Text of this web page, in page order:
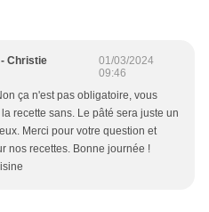
Christie
01/03/2024
09:46
ça n'est pas obligatoire, vous
recette sans. Le pâté sera juste un
Merci pour votre question et
nos recettes. Bonne journée !